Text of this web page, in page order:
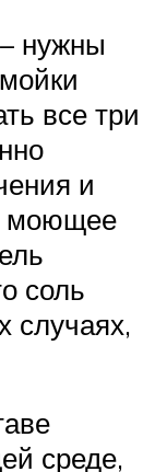
нужны
все три
и
моющее
соль
случаях,
среде,